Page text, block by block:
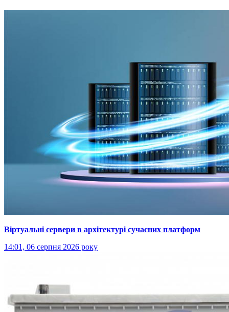
Віртуальні сервери в архітектурі сучасних платформ
14:01, 06 серпня 2026 року